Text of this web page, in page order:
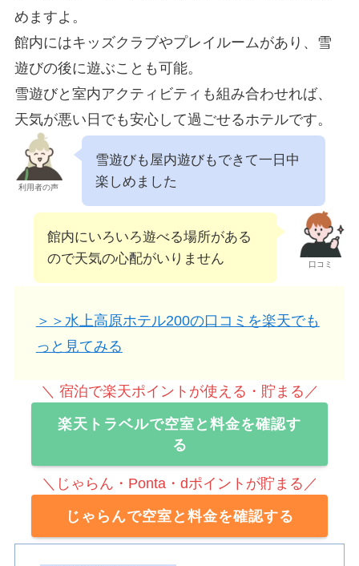
めますよ。
館内にはキッズクラブやプレイルームがあり、雪
遊びの後に遊ぶことも可能。
雪遊びと室内アクティビティも組み合わせれば、
天気が悪い日でも安心して過ごせるホテルです。
利用者の声
雪遊びも屋内遊びもできて一日中
楽しめました
口コミ
館内にいろいろ遊べる場所がある
ので天気の心配がいりません
＞＞水上高原ホテル200の口コミを楽天でも
っと見てみる
＼ 宿泊で楽天ポイントが使える・貯まる／
楽天トラベルで空室と料金を確認す
る
＼じゃらん・Ponta・dポイントが貯まる／
じゃらんで空室と料金を確認する